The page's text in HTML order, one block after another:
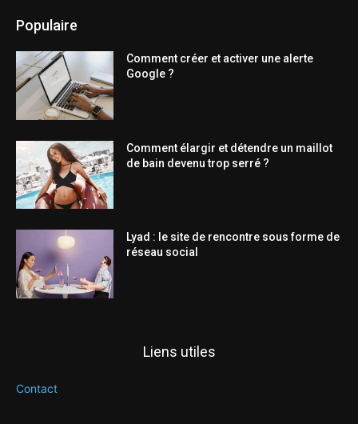
Populaire
Comment créer et activer une alerte
Google ?
Comment élargir et détendre un maillot
de bain devenu trop serré ?
Lyad : le site de rencontre sous forme de
réseau social
Liens utiles
Contact